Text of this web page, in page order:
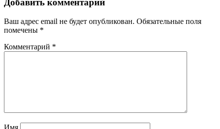
Добавить комментарий
Ваш адрес email не будет опубликован. Обязательные поля
помечены *
Комментарий *
Имя